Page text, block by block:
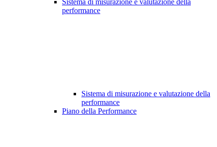
Sistema di misurazione e valutazione della
performance
Sistema di misurazione e valutazione della
performance
Piano della Performance